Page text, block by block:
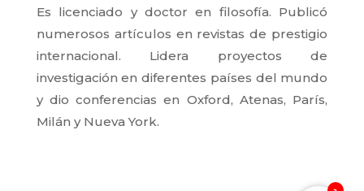
Es licenciado y doctor en filosofía. Publicó
numerosos artículos en revistas de prestigio
internacional. Lidera proyectos de
investigación en diferentes países del mundo
y dio conferencias en Oxford, Atenas, París,
Milán y Nueva York.